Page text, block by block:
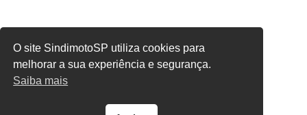
O site SindimotoSP utiliza cookies para
melhorar a sua experiência e segurança.
Saiba mais